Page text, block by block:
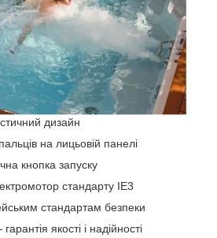
дизайн
на лицьовій панелі
кнопка запуску
стандарту IE3
стандартам безпеки
якості і надійності